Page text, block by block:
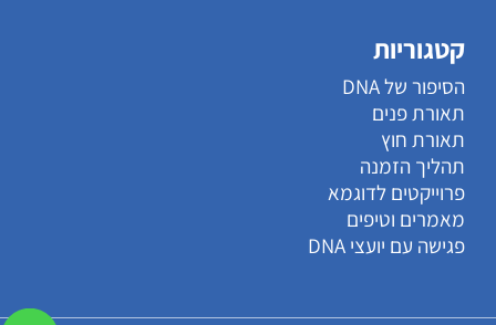
קטגוריות
הסיפור של DNA
תאורת פנים
תאורת חוץ
תהליך הזמנה
פרוייקטים לדוגמא
מאמרים וטיפים
פגישה עם יועצי DNA